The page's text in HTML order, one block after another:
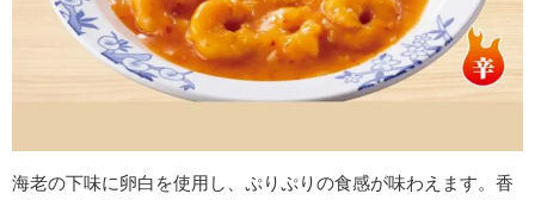
海老の下味に卵白を使用し、ぷりぷりの食感が味わえます。香